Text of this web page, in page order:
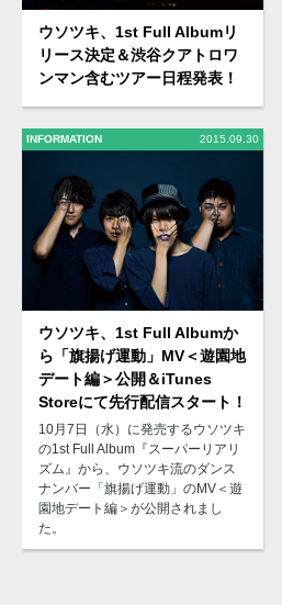
ウソツキ、1st Full Albumリ
リース決定＆渋谷クアトロワ
ンマン含むツアー日程発表！
INFORMATION 2015.09.30
ウソツキ、1st Full Albumか
ら「旗揚げ運動」MV＜遊園地
デート編＞公開＆iTunes
Storeにて先行配信スタート！
10月7日（水）に発売するウソツキ
の1st Full Album『スーパーリアリ
ズム』から、ウソツキ流のダンス
ナンバー「旗揚げ運動」のMV＜遊
園地デート編＞が公開されまし
た。